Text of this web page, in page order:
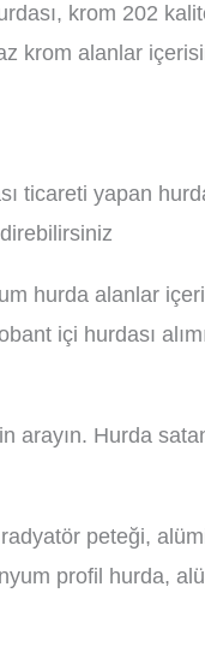
krom 202
krom alanlar
ticareti yapan
hurda alanlar
içi hurdası
arayın. Hurda
peteği,
profil hurda,